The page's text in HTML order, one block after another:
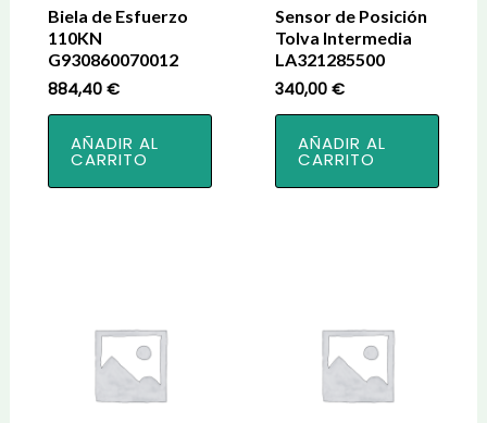
Biela de Esfuerzo
110KN
G930860070012
884,40 €
AÑADIR AL
CARRITO
Sensor de Posición
Tolva Intermedia
LA321285500
340,00€
AÑADIR AL
CARRITO